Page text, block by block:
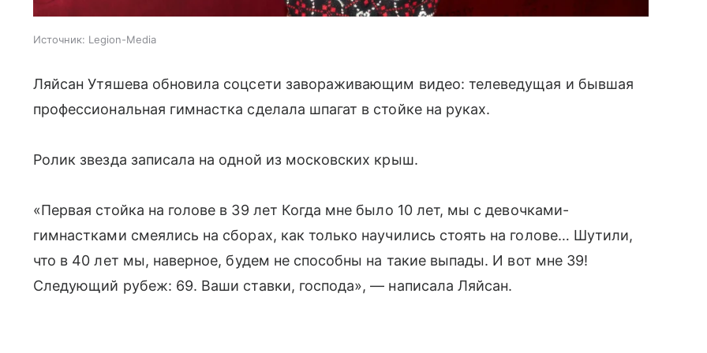
Источник: Legion-Media
Ляйсан Утяшева обновила соцсети завораживающим видео: телеведущая и бывшая
профессиональная гимнастка сделала шпагат в стойке на руках.
Ролик звезда записала на одной из московских крыш.
«Первая стойка на голове в 39 лет Когда мне было 10 лет, мы с девочками-
гимнастками смеялись на сборах, как только научились стоять на голове… Шутили,
что в 40 лет мы, наверное, будем не способны на такие выпады. И вот мне 39!
Следующий рубеж: 69. Ваши ставки, господа», — написала Ляйсан.